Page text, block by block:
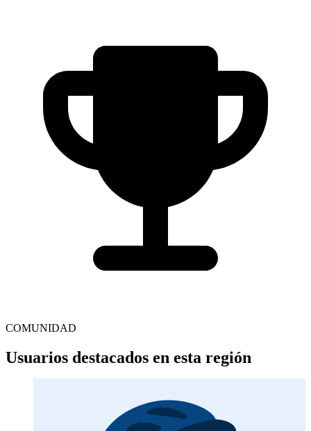
COMUNIDAD
Usuarios destacados en esta región